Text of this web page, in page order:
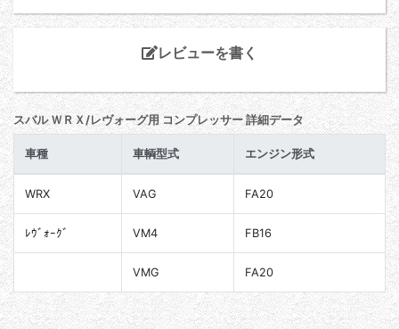
レビューを書く
スバル ＷＲＸ/レヴォーグ用 コンプレッサー 詳細データ
車種 車輌型式 エンジン形式
WRX VAG FA20
ﾚｳﾞｫｰｸﾞ VM4 FB16
VMG FA20